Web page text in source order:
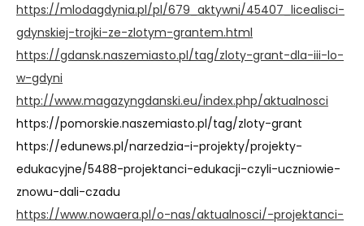
https://mlodagdynia.pl/pl/679_aktywni/45407_licealisci-
gdynskiej-trojki-ze-zlotym-grantem.html
https://gdansk.naszemiasto.pl/tag/zloty-grant-dla-iii-lo-
w-gdyni
http://www.magazyngdanski.eu/index.php/aktualnosci
https://pomorskie.naszemiasto.pl/tag/zloty-grant
https://edunews.pl/narzedzia-i-projekty/projekty-
edukacyjne/5488-projektanci-edukacji-czyli-uczniowie-
znowu-dali-czadu
https://www.nowaera.pl/o-nas/aktualnosci/-projektanci-